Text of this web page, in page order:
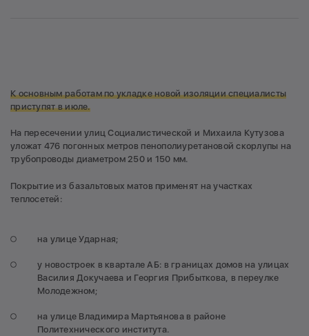
К основным работам по укладке новой изоляции специалисты
приступят в июле.
На пересечении улиц Социалистической и Михаила Кутузова
уложат 476 погонных метров пенополиуретановой скорлупы на
трубопроводы диаметром 250 и 150 мм.
Покрытие из базальтовых матов применят на участках
теплосетей:
на улице Ударная;
у новостроек в квартале АБ: в границах домов на улицах
Василия Докучаева и Георгия Прибыткова, в переулке
Молодежном;
на улице Владимира Мартьянова в районе
Политехнического института.